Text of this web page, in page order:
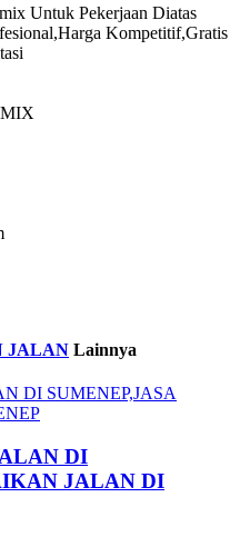
Untuk Pekerjaan Diatas
Kompetitif,Gratis
JALAN Lainnya
DI
JALAN DI